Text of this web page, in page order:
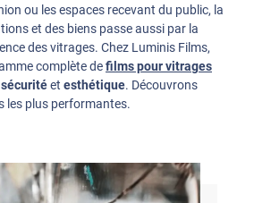
ou les espaces recevant du public, la
et des biens passe aussi par la
des vitrages. Chez Luminis Films,
complète defilms pour vitrages
sécuritéet esthétique. Découvrons
les plus performantes.